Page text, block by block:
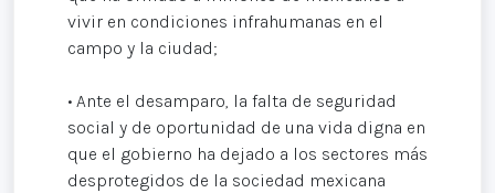
vivir en condiciones infrahumanas en el
campo y la ciudad;
• Ante el desamparo, la falta de seguridad
social y de oportunidad de una vida digna en
que el gobierno ha dejado a los sectores más
desprotegidos de la sociedad mexicana